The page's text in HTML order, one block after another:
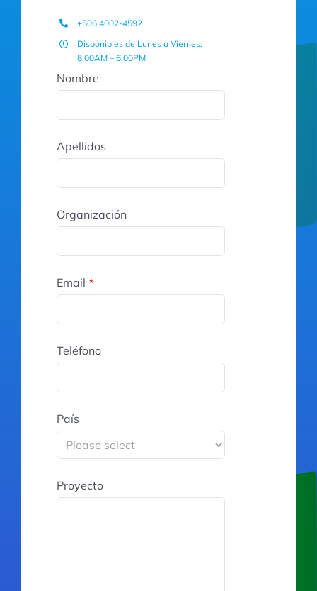
+506.4002-4592
Disponibles de Lunes a Viernes:
8:00AM – 6:00PM
Nombre
Apellidos
Organización
Email *
Teléfono
País
Proyecto